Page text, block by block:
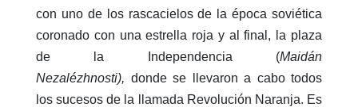
con uno de los rascacielos de la época soviética
coronado con una estrella roja y al final, la plaza
de la Independencia (Maidán
Nezalézhnosti), donde se llevaron a cabo todos
los sucesos de la llamada Revolución Naranja. Es